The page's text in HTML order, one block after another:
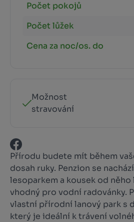
Počet pokojů
Počet lůžek
Cena za noc/os. do
Možnost
stravování
Přírodu budete mít během
dosah ruky. Penzion se
lesoparkem a kousek od něho
vhodný pro vodní radovánky.
vlastní přírodní lanový park s
který je ideální k trávení